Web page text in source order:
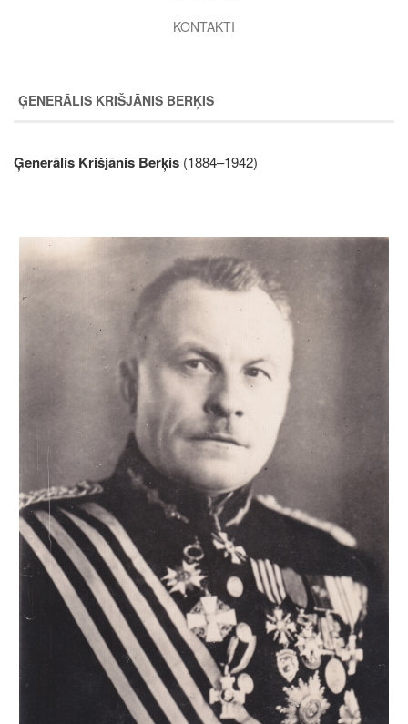
KONTAKTI
ĢENERĀLIS KRIŠJĀNIS BERĶIS
Ģenerālis Krišjānis Berķis (1884–1942)
Image